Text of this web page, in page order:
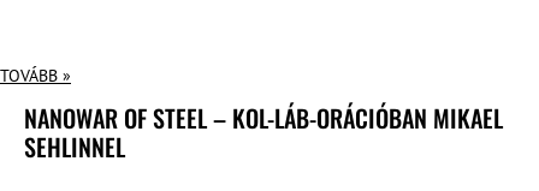
TOVÁBB »
NANOWAR OF STEEL – KOL-LÁB-ORÁCIÓBAN MIKAEL
SEHLINNEL